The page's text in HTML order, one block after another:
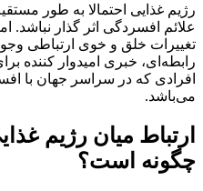
رژیم غذایی احتمالا به طور
علائم افسردگی اثر گذار نباشد.
تغییرات خلق و خوی ارتباطی
افرادی که در سراسر جهان با
می‌باشد.
ارتباط میان رژیم
چگونه است؟